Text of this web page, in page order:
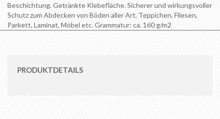
PRODUKTDETAILS
Beschichtung. Getränkte Klebefläche. Sicherer und wirkungsvoller
Schutz zum Abdecken von Böden aller Art, Teppichen, Fliesen,
Parkett, Laminat, Möbel etc. Grammatur: ca. 160 g/m2